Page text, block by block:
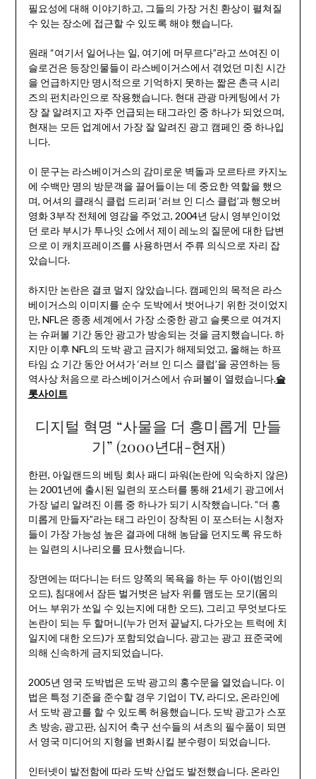
필요성에 대해 이야기하고, 그들의 가장 거친 환상이 펼쳐질
수 있는 장소에 접근할 수 있도록 해야 했습니다.
원래 “여기서 일어나는 일, 여기에 머무르다”라고 쓰여진 이
슬로건은 등장인물들이 라스베이거스에서 겪었던 미친 시간
을 언급하지만 명시적으로 기억하지 못하는 짧은 촌극 시리
즈의 펀치라인으로 작용했습니다. 현대 관광 마케팅에서 가
장 잘 알려지고 자주 언급되는 태그라인 중 하나가 되었으며,
현재는 모든 업계에서 가장 잘 알려진 광고 캠페인 중 하나입
니다.
이 문구는 라스베이거스의 감미로운 벽돌과 모르타르 카지노
에 수백만 명의 방문객을 끌어들이는 데 중요한 역할을 했으
며, 어셔의 클래식 클럽 드리퍼 ‘러브 인 디스 클럽’과 행오버
영화 3부작 전체에 영감을 주었고, 2004년 당시 영부인이었
던 로라 부시가 투나잇 쇼에서 제이 레노의 질문에 대한 답변
으로 이 캐치프레이즈를 사용하면서 주류 의식으로 자리 잡
았습니다.
하지만 논란은 결코 멀지 않았습니다. 캠페인의 목적은 라스
베이거스의 이미지를 순수 도박에서 벗어나기 위한 것이었지
만, NFL은 종종 세계에서 가장 소중한 광고 슬롯으로 여겨지
는 슈퍼볼 기간 동안 광고가 방송되는 것을 금지했습니다. 하
지만 이후 NFL의 도박 광고 금지가 해제되었고, 올해는 하프
타임 쇼 기간 동안 어셔가 ‘러브 인 디스 클럽’을 공연하는 등
역사상 처음으로 라스베이거스에서 슈퍼볼이 열렸습니다.슬
롯사이트
디지털 혁명 “사물을 더 흥미롭게 만들
기” (2000년대-현재)
한편, 아일랜드의 베팅 회사 패디 파워(논란에 익숙하지 않은)
는 2001년에 출시된 일련의 포스터를 통해 21세기 광고에서
가장 널리 알려진 이름 중 하나가 되기 시작했습니다. “더 흥
미롭게 만들자”라는 태그 라인이 장착된 이 포스터는 시청자
들이 가장 가능성 높은 결과에 대해 농담을 던지도록 유도하
는 일련의 시나리오를 묘사했습니다.
장면에는 떠다니는 터드 양쪽의 목욕을 하는 두 아이(범인의
오드), 침대에서 잠든 벌거벗은 남자 위를 맴도는 모기(몸의
어느 부위가 쏘일 수 있는지에 대한 오드), 그리고 무엇보다도
논란이 되는 두 할머니(누가 먼저 끝날지, 다가오는 트럭에 치
일지에 대한 오드)가 포함되었습니다. 광고는 광고 표준국에
의해 신속하게 금지되었습니다.
2005년 영국 도박법은 도박 광고의 홍수문을 열었습니다. 이
법은 특정 기준을 준수할 경우 기업이 TV, 라디오, 온라인에
서 도박 광고를 할 수 있도록 허용했습니다. 도박 광고가 스포
츠 방송, 광고판, 심지어 축구 선수들의 셔츠의 필수품이 되면
서 영국 미디어의 지형을 변화시킬 분수령이 되었습니다.
인터넷이 발전함에 따라 도박 산업도 발전했습니다. 온라인